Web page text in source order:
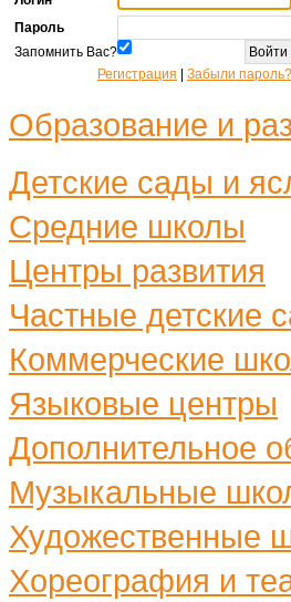
Пароль
Запомнить Вас?
Регистрация
Забыли пароль?
Образование и
Детские сады и
Средние школы
Центры развития
Частные детские
Коммерческие
Языковые центры
Дополнительное
Музыкальные
Художественные
Хореография и